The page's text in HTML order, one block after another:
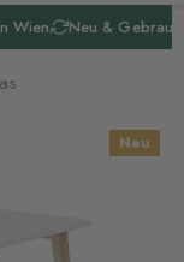
Wien Neu &
Neu